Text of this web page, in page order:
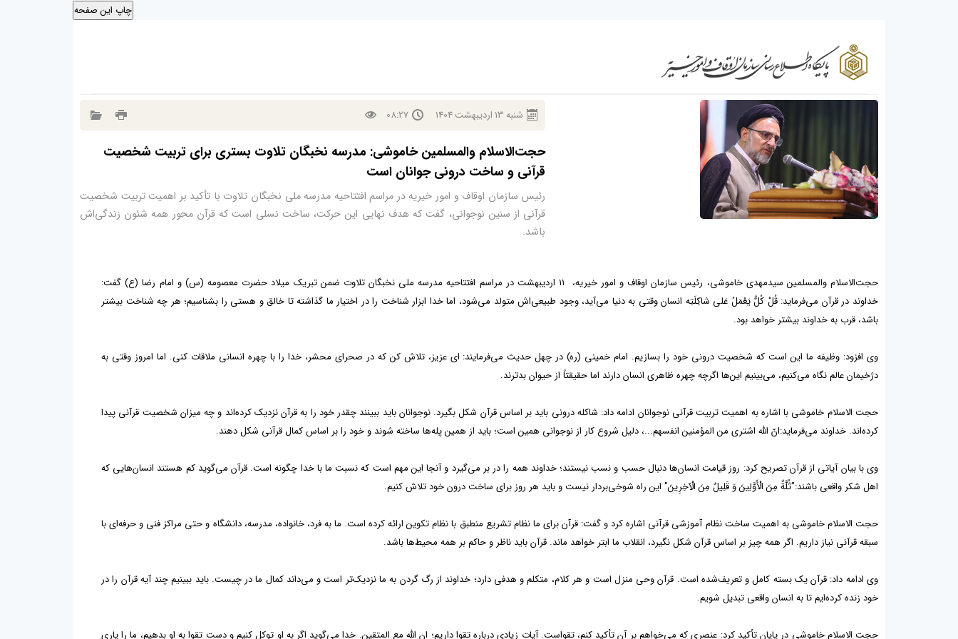
شنبه 13 ارديبهشت1404
08:27
حجت‌الاسلام والمسلمین خاموشی: مدرسه نخبگان تلاوت بستری برای تربیت شخصیت
قرآنی و ساخت درونی جوانان است
رئیس سازمان اوقاف و امور خیریه در مراسم افتتاحیه مدرسه ملی نخبگان تلاوت با تأکید بر اهمیت تربیت شخصیت
قرآنی از سنین نوجوانی، گفت که هدف نهایی این حرکت، ساخت نسلی است که قرآن محور همه شئون زندگی‌اش
باشد.
حجت‌الاسلام والمسلمین سیدمهدی خاموشی، رئیس سازمان اوقاف و امور خیریه، ۱۱ اردیبهشت در مراسم افتتاحیه مدرسه ملی نخبگان تلاوت ضمن تبریک میلاد حضرت معصومه (س) و امام رضا (ع) گفت:
خداوند در قرآن می‌فرماید: قُلْ کُلٌّ یَعْمَلُ عَلی شاکِلَتِه انسان وقتی به دنیا می‌آید، وجود طبیعی‌اش متولد می‌شود، اما خدا ابزار شناخت را در اختیار ما گذاشته تا خالق و هستی را بشناسیم؛ هر چه شناخت بیشتر
باشد، قرب به خداوند بیشتر خواهد بود.
وی افزود: وظیفه ما این است که شخصیت درونی خود را بسازیم. امام خمینی (ره) در چهل حدیث می‌فرمایند: ای عزیز، تلاش کن که در صحرای محشر، خدا را با چهره انسانی ملاقات کنی. اما امروز وقتی به
دژخیمان عالم نگاه می‌کنیم، می‌بینیم این‌ها اگرچه چهره ظاهری انسان دارند اما حقیقتاً از حیوان بدترند.
حجت الاسلام خاموشی با اشاره به اهمیت تربیت قرآنی نوجوانان ادامه داد: شاکله درونی باید بر اساس قرآن شکل بگیرد. نوجوانان باید ببینند چقدر خود را به قرآن نزدیک کرده‌اند و چه میزان شخصیت قرآنی پیدا
کرده‌اند. خداوند می‌فرماید:انّ اللَّه اشتری من المؤمنین انفسهم...، دلیل شروع کار از نوجوانی همین است؛ باید از همین پله‌ها ساخته شوند و خود را بر اساس کمال قرآنی شکل دهند.
وی با بیان آیاتی از قرآن تصریح کرد: روز قیامت انسان‌ها دنبال حسب و نسب نیستند؛ خداوند همه را در بر می‌گیرد و آنجا این مهم است که نسبت ما با خدا چگونه است. قرآن می‌گوید کم هستند انسان‌هایی که
اهل شکر واقعی باشند:"ثُلَّةٌ مِنَ الْأَوَّلِینَ وَ قَلِیلٌ مِنَ الْآخِرِینَ" این راه شوخی‌بردار نیست و باید هر روز برای ساخت درون خود تلاش کنیم.
حجت الاسلام خاموشی به اهمیت ساخت نظام آموزشی قرآنی اشاره کرد و گفت: قرآن برای ما نظام تشریع منطبق با نظام تکوین ارائه کرده است. ما به فرد، خانواده، مدرسه، دانشگاه و حتی مراکز فنی و حرفه‌ای با
سبقه قرآنی نیاز داریم. اگر همه چیز بر اساس قرآن شکل نگیرد، انقلاب ما ابتر خواهد ماند. قرآن باید ناظر و حاکم بر همه محیط‌ها باشد.
وی ادامه داد: قرآن یک بسته کامل و تعریف‌شده است. قرآن وحی منزل است و هر کلام، متکلم و هدفی دارد؛ خداوند از رگ گردن به ما نزدیک‌تر است و می‌داند کمال ما در چیست. باید ببینیم چند آیه قرآن را در
خود زنده کرده‌ایم تا به انسان واقعی تبدیل شویم.
حجت الاسلام خاموشی در پایان تأکید کرد: عنصری که می‌خواهم بر آن تأکید کنم، تقواست. آیات زیادی درباره تقوا داریم؛ ان الله مع المتقین. خدا می‌گوید اگر به او توکل کنیم و دست تقوا به او بدهیم، ما را یاری